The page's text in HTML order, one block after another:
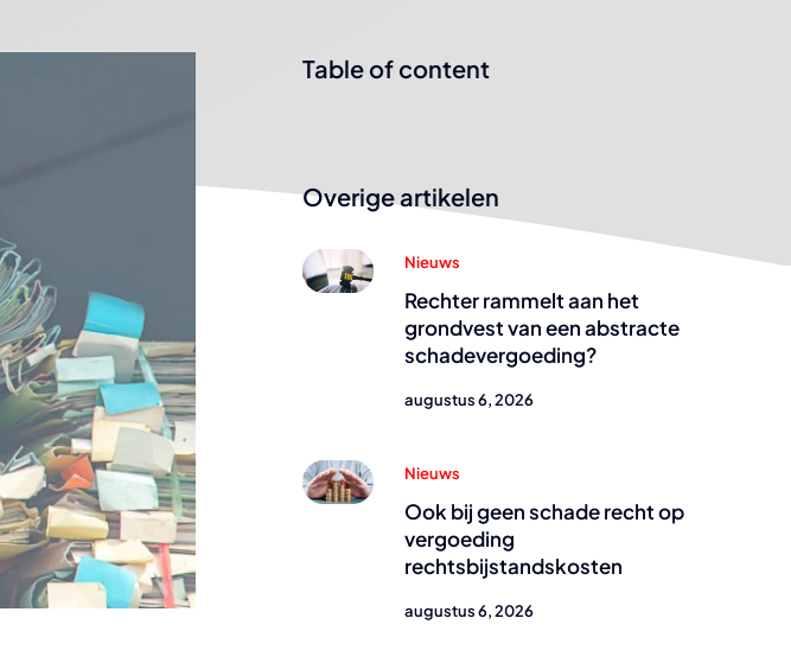
Table of content
Overige artikelen
Nieuws
Rechter rammelt aan het
grondvest van een abstracte
schadevergoeding?
augustus 6, 2026
Nieuws
Ook bij geen schade recht op
vergoeding
rechtsbijstandskosten
augustus 6, 2026